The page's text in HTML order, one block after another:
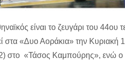
είναι το ζευγάρι του 44ου
στα «Δυο Αοράκια» την
στο «Τάσος Καμπούρης», ενώ ο